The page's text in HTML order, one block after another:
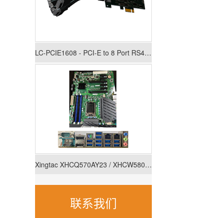
LC-PCIE1608 - PCI-E to 8 Port RS422/485 Low Profile Card
Xingtac XHCQ570AY23 / XHCW580AY23
联系我们